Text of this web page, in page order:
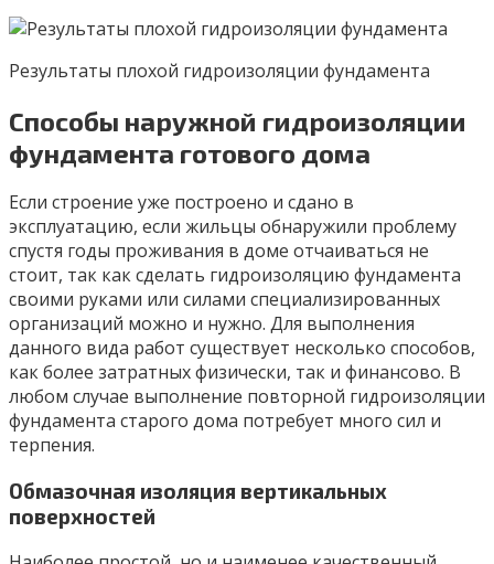
Результаты плохой гидроизоляции фундамента
Способы наружной гидроизоляции
фундамента готового дома
Если строение уже построено и сдано в
эксплуатацию, если жильцы обнаружили проблему
спустя годы проживания в доме отчаиваться не
стоит, так как сделать гидроизоляцию фундамента
своими руками или силами специализированных
организаций можно и нужно. Для выполнения
данного вида работ существует несколько способов,
как более затратных физически, так и финансово. В
любом случае выполнение повторной гидроизоляции
фундамента старого дома потребует много сил и
терпения.
Обмазочная изоляция вертикальных
поверхностей